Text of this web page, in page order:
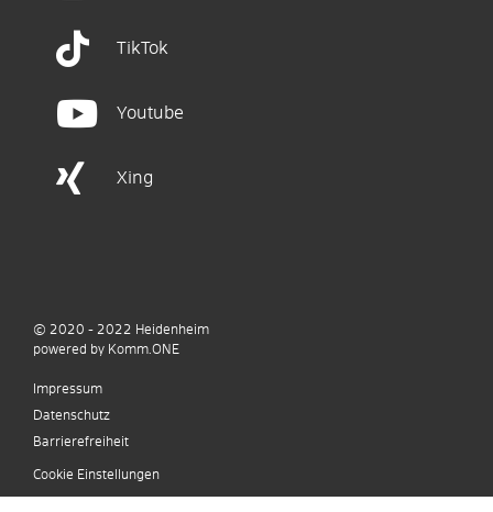
TikTok
Youtube
Xing
© 2020 - 2022 Heidenheim
powered by Komm.ONE
Impressum
Datenschutz
Barrierefreiheit
Cookie Einstellungen